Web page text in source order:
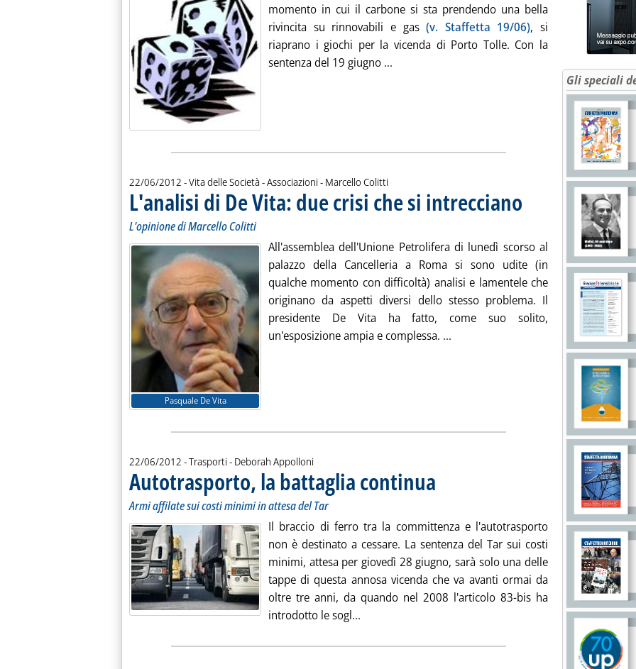
momento in cui il carbone si sta prendendo una bella
rivincita su rinnovabili e gas(v. Staffetta 19/06), si
riaprano i giochi per la vicenda di Porto Tolle. Con la
sentenza del 19 giugno ...
22/06/2012 - Vita delle Società - Associazioni - di:
Marcello Colitti
L'analisi di De Vita: due crisi che si intrecciano . Sottotitolo: L'opinione di
. Pubblicata venerdì 22 giugno
L'opinione di Marcello Colitti
Pasquale De Vita
All'assemblea dell'Unione Petrolifera di lunedì scorso al
palazzo della Cancelleria a Roma si sono udite (in
qualche momento con difficoltà) analisi e lamentele che
originano da aspetti diversi dello stesso problema. Il
presidente De Vita ha fatto, come suo solito,
un'esposizione ampia e complessa. ... Leggi tutta la notizia: 'L'analisi di
22/06/2012 - Trasporti - di:
Deborah Appolloni
Autotrasporto, la battaglia continua . Sottotitolo: Armi affilate sui costi minimi in attesa del Tar
. Pubblicata venerdì 22 giugno 2012 alle 12.26.
Armi affilate sui costi minimi in attesa del Tar
Il braccio di ferro tra la committenza e l'autotrasporto
non è destinato a cessare. La sentenza del Tar sui costi
minimi, attesa per giovedì 28 giugno, sarà solo una delle
tappe di questa annosa vicenda che va avanti ormai da
oltre tre anni, da quando nel 2008 l'articolo 83-bis ha
introdotto le sogl... Leggi tutta la notizia: 'Autotrasporto, la battaglia
Gli speciali